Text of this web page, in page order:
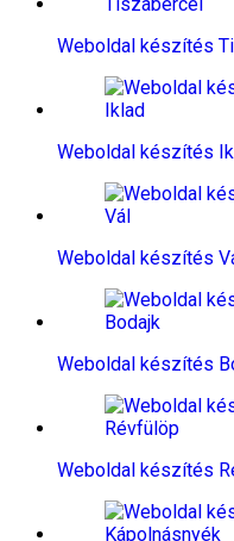
Weboldal készítés​
Weboldal készítés​
Weboldal készítés​
Weboldal készítés​
Weboldal készítés​